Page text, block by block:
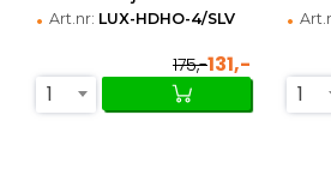
• Art.nr: LUX-HDHO-4/SLV
175,-131,-
1
•
1